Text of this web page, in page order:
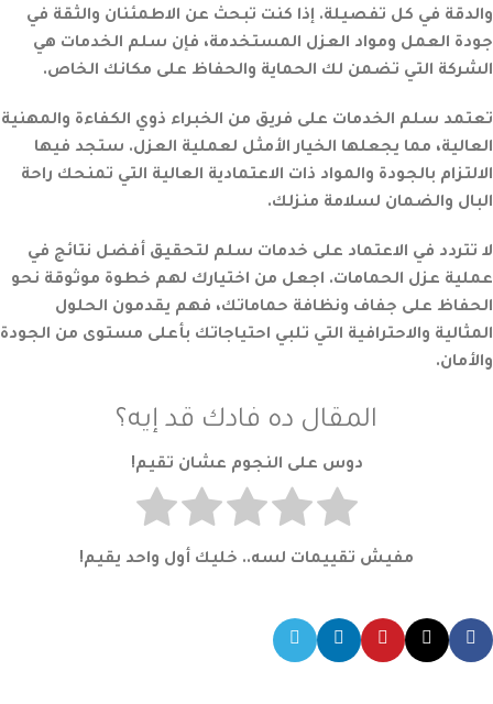
والدقة في كل تفصيلة. إذا كنت تبحث عن الاطمئنان والثقة في
جودة العمل ومواد العزل المستخدمة، فإن سلم الخدمات هي
الشركة التي تضمن لك الحماية والحفاظ على مكانك الخاص.
تعتمد سلم الخدمات على فريق من الخبراء ذوي الكفاءة والمهنية
العالية، مما يجعلها الخيار الأمثل لعملية العزل. ستجد فيها
الالتزام بالجودة والمواد ذات الاعتمادية العالية التي تمنحك راحة
البال والضمان لسلامة منزلك.
لا تتردد في الاعتماد على خدمات سلم لتحقيق أفضل نتائج في
عملية عزل الحمامات. اجعل من اختيارك لهم خطوة موثوقة نحو
الحفاظ على جفاف ونظافة حماماتك، فهم يقدمون الحلول
المثالية والاحترافية التي تلبي احتياجاتك بأعلى مستوى من الجودة
والأمان.
المقال ده فادك قد إيه؟
دوس على النجوم عشان تقيم!
مفيش تقييمات لسه.. خليك أول واحد يقيم!